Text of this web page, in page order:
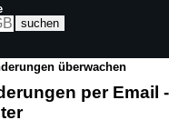
überwachen
per Email